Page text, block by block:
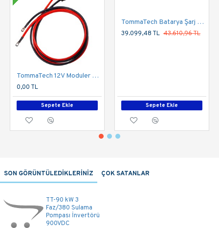
TommaTech 12V Moduler Series 1.5m Güç Kablosu Seti
0,00 TL
Sepete Ekle
TommaTech Batarya Şarj Ünitesi Duvar Tipi 24V-100A
39.099,48 TL 43.610,96 TL
Sepete Ekle
SON GÖRÜNTÜLEDİKLERİNİZ ÇOK SATANLAR
TT-90 kW 3
Faz/380 Sulama
Pompası İnvertörü
900VDC